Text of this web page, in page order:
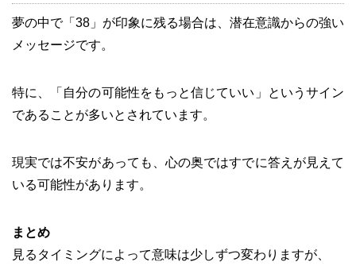
夢の中で「38」が印象に残る場合は、潜在意識からの強い
メッセージです。
特に、「自分の可能性をもっと信じていい」というサイン
であることが多いとされています。
現実では不安があっても、心の奥ではすでに答えが見えて
いる可能性があります。
まとめ
見るタイミングによって意味は少しずつ変わりますが、